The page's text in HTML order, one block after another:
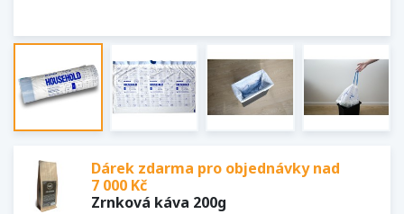
Dárek zdarma pro objednávky nad
7 000 Kč
Zrnková káva 200g